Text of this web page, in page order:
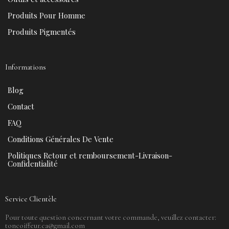
Produits Pour Homme
Produits Pigmentés
Informations
Blog
Contact
FAQ
Conditions Générales De Vente
Politiques Retour et remboursement-Livraison-
Confidentialité
Service Clientèle
Pour toute question concernant votre commande, veuillez contacter:
toncoiffeur.ca@gmail.com